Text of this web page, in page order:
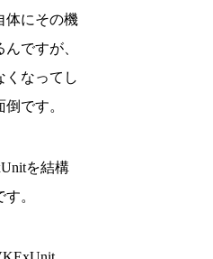
体にその機
ですが、
くなってし
です。
を結構
。